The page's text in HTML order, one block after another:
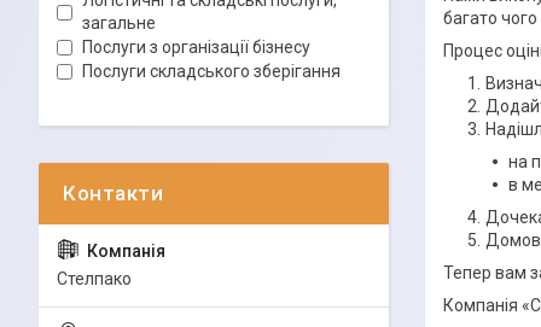
багато чого
Процес
на
в
Тепер вам
Компанія
загальне
Послуги з організації бізнесу
Послуги складського зберігання
Стелпако